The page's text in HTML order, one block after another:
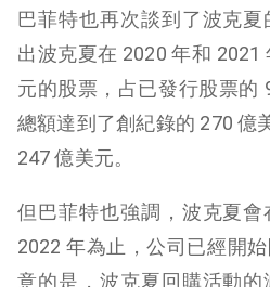
巴菲特也再次談到了波克
出波克夏在 2020 年和 2021
元的股票，占已發行股票的
總額達到了創紀錄的 270 億
247 億美元。
但巴菲特也強調，波克夏會
2022 年為止，公司已經開
意的是，波克夏回購活動